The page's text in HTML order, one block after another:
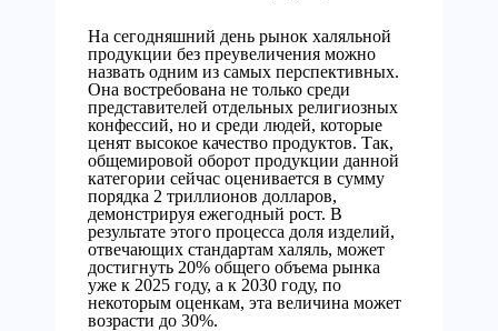
На сегодняшний день рынок халяльной
продукции без преувеличения можно
назвать одним из самых перспективных.
Она востребована не только среди
представителей отдельных религиозных
конфессий, но и среди людей, которые
ценят высокое качество продуктов. Так,
общемировой оборот продукции данной
категории сейчас оценивается в сумму
порядка 2 триллионов долларов,
демонстрируя ежегодный рост. В
результате этого процесса доля изделий,
отвечающих стандартам халяль, может
достигнуть 20% общего объема рынка
уже к 2025 году, а к 2030 году, по
некоторым оценкам, эта величина может
возрасти до 30%.